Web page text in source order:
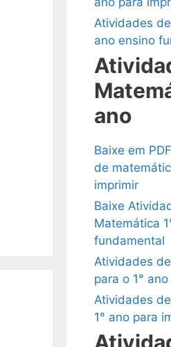
Atividades
ano ensino
ano
Baixe em
de
imprimir
Baixe
Matemática
fundamental
Atividades
para o 1°
Atividades
1° ano para